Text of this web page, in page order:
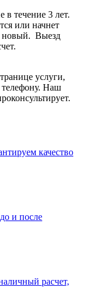
в течение 3 лет.
или начнет
новый. Выезд
услуги,
Наш
качество
и после
расчет,